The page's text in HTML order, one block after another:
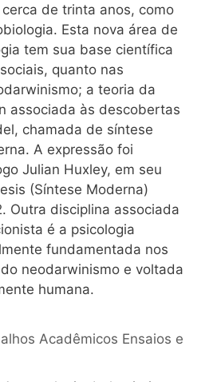
de trinta anos, como
Esta nova área de
tem sua base científica
quanto nas
a teoria da
associada às descobertas
chamada de síntese
A expressão foi
Julian Huxley, em seu
(Síntese Moderna)
Outra disciplina associada
é a psicologia
fundamentada nos
neodarwinismo e voltada
humana.
Acadêmicos Ensaios e